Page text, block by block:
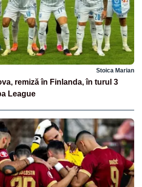
Stoica Marian
remiză în Finlanda, în turul 3
League